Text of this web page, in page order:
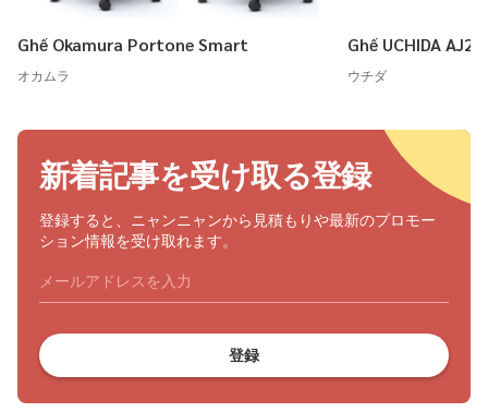
Ghế Okamura Portone Smart
オカムラ
Ghế UCHIDA AJ2
ウチダ
新着記事を受け取る登録
登録すると、ニャンニャンから見積もりや最新のプロモー
ション情報を受け取れます。
登録